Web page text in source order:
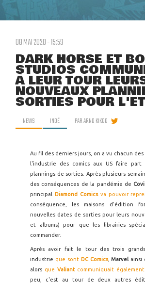
08 MAI 2020 - 15:59
DARK HORSE ET
STUDIOS
À LEUR TOUR
NOUVEAUX
SORTIES POUR
NEWS INDÉ PARARNO KIKOO
Au fil des derniers jours, on a vu chacun
l'industrie des comics aux US faire part
plannings de sorties. Après plusieurs
des conséquences de la pandémie de
principal Diamond Comics va pouvoir
conséquence, les maisons d'édition
nouvelles dates de sorties pour leurs
et albums) pour que les librairies
commander.
Après avoir fait le tour des trois
industrie que sont DC Comics,Marvel ainsi
alors que Valiant communiquait
peu, c'est au tour de deux autres